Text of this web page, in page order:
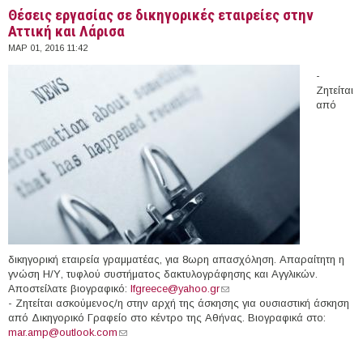
Θέσεις εργασίας σε δικηγορικές εταιρείες στην
Αττική και Λάρισα
ΜΑΡ 01, 2016 11:42
-
Ζητείται
από
δικηγορική εταιρεία γραμματέας, για 8ωρη απασχόληση. Απαραίτητη η
γνώση Η/Υ, τυφλού συστήματος δακτυλογράφησης και Αγγλικών.
Αποστείλατε βιογραφικό: lfgreece@yahoo.gr(link sends e-mail)
- Ζητείται ασκούμενος/η στην αρχή της άσκησης για ουσιαστική άσκηση
από Δικηγορικό Γραφείο στο κέντρο της Αθήνας. Βιογραφικά στο:
mar.amp@outlook.com (link sends e-mail)